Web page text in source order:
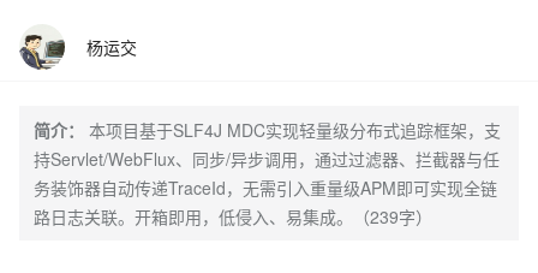
杨运交
简介：
本项目基于SLF4J MDC实现轻量级分布式追踪框架，支
持Servlet/WebFlux、同步/异步调用，通过过滤器、拦截器与任
务装饰器自动传递TraceId，无需引入重量级APM即可实现全链
路日志关联。开箱即用，低侵入、易集成。（239字）